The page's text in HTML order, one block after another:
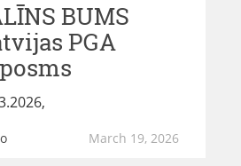
BUMS
PGA
March 19, 2026